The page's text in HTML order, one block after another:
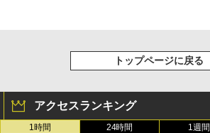
トップページに戻る
アクセスランキング
1時間 24時間 1週間